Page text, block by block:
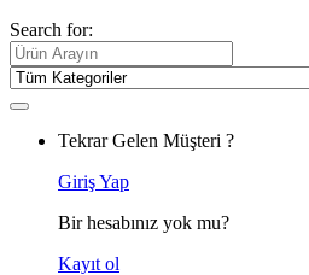
Search for:
Tekrar Gelen Müşteri ?
Giriş Yap
Bir hesabınız yok mu?
Kayıt ol